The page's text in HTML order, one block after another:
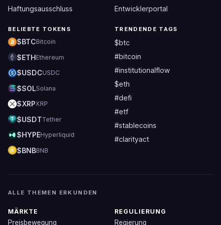
Haftungsausschluss
Entwicklerportal
BELIEBTE TOKENS
$BTCBitcoin
$ETHEthereum
$USDCUSDC
$SOLSolana
$XRPXRP
$USDTTether
$HYPEHyperliquid
$BNBBNB
TRENDENDE TAGS
$btc
#bitcoin
#institutionalflow
$eth
#defi
#etf
#stablecoins
#clarityact
ALLE THEMEN ERKUNDEN
MÄRKTE
Preisbewegung
REGULIERUNG
Regierung